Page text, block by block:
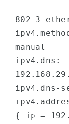
--
802-3-
manual
ipv4.dns:
ipv4.dns-
{ ip =